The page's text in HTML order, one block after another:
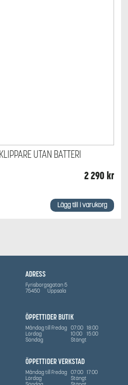
UTAN BATTERI
2 290 kr
Lägg till i varukorg
ÖPPETTIDER BUTIK
Måndag till Fredag 07:00 18:00
Lördag
10:00
15:00
Söndag
Stängt
ÖPPETTIDER VERKSTAD
Måndag till Fredag 07:00 17:00
Lördag
Stängt
ADRESS
Fyrisborgsgatan 5
75450
Uppsala